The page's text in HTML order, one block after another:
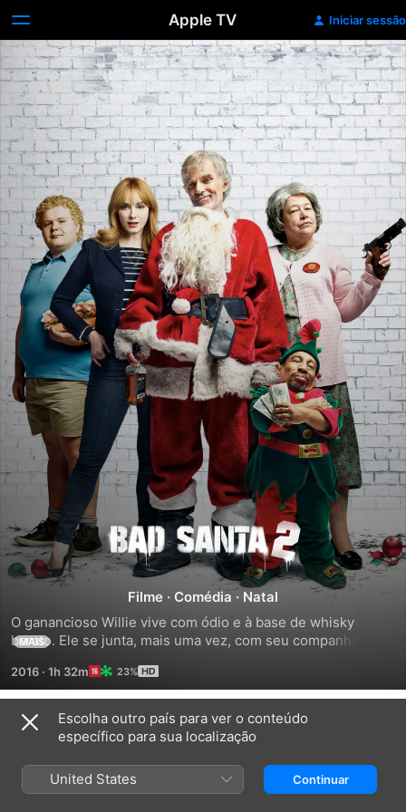
Apple TV Iniciar sessão
Papai
Noel
às
Avessas
2
Filme · Comédia · Natal
O ganancioso Willie vive com ódio e à base de whisky
barato. Ele se junta, mais uma vez, com seu companheiro, o
caridade que fica em Chicago, na véspera de Natal.
MAIS
2016 · 1h 32m 23%
Relacionados
Trapaceiras
Escolha outro país para ver o conteúdo
específico para sua localização
United States Continuar